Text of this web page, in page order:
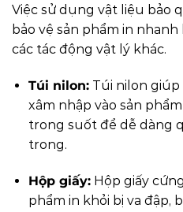
Việc sử dụng vật liệu bảo
bảo vệ sản phẩm in
các tác động vật lý khác.
Túi nilon:Túi nilon giúp
xâm nhập vào sản
trong suốt để dễ dàng
trong.
Hộp giấy:Hộp giấy
phẩm in khỏi bị va đập,